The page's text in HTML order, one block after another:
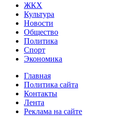
ЖКХ
Культура
Новости
Общество
Политика
Спорт
Экономика
Главная
Политика сайта
Контакты
Лента
Реклама на сайте